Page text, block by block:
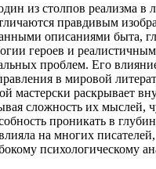
из столпов реализма в
правдивым
описаниями быта,
героев и реалистичным
проблем. Его
в мировой
мастерски раскрывает
сложность их мыслей,
проникать в
на многих писателей,
психологическому